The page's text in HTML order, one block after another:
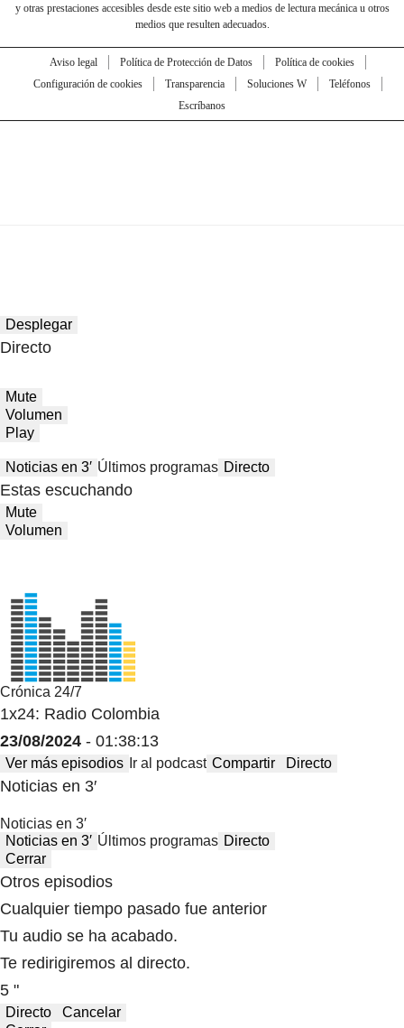
y otras prestaciones accesibles desde este sitio web a medios de lectura mecánica u otros
medios que resulten adecuados.
Aviso legal Política de Protección de Datos
Política de cookies
Configuración de cookies
Transparencia Soluciones W
Teléfonos
Escríbanos
Desplegar
Directo
Mute
Volumen
Play
Noticias en 3′ Últimos programas Directo
Estas escuchando
Mute
Volumen
Crónica 24/7
1x24: Radio Colombia
23/08/2024 - 01:38:13
Ver más episodios Ir al podcast Compartir Directo
Noticias en 3′
Noticias en 3′
Noticias en 3′ Últimos programas Directo
Cerrar
Otros episodios
Cualquier tiempo pasado fue anterior
Tu audio se ha acabado.
Te redirigiremos al directo.
5 "
Directo
Cancelar